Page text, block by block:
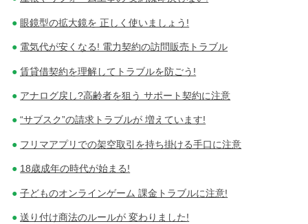
眼鏡型の拡大鏡を 正しく使いましょう!
電気代が安くなる! 電力契約の訪問販売トラブル
賃貸借契約を理解してトラブルを防ごう!
アナログ戻し?高齢者を狙う サポート契約に注意
“サブスク”の請求トラブルが 増えています!
フリマアプリでの架空取引を持ち掛ける手口に注意
18歳成年の時代が始まる!
子どものオンラインゲーム 課金トラブルに注意!
送り付け商法のルールが 変わりました!